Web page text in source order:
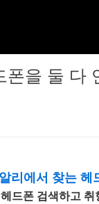
폰을 둘 다
리에서 찾는 헤
드폰 검색하고 취